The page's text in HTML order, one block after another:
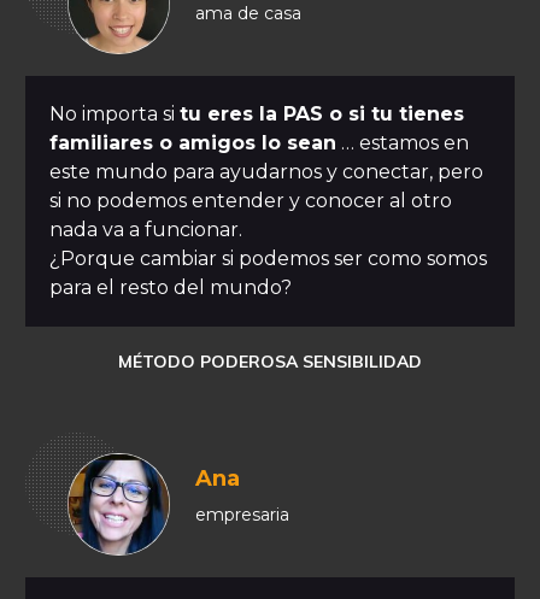
ama de casa
No importa si tu eres la PAS o si tu tienes
familiares o amigos lo sean … estamos en
este mundo para ayudarnos y conectar, pero
si no podemos entender y conocer al otro
nada va a funcionar.
¿Porque cambiar si podemos ser como somos
para el resto del mundo?
MÉTODO PODEROSA SENSIBILIDAD
Ana
empresaria